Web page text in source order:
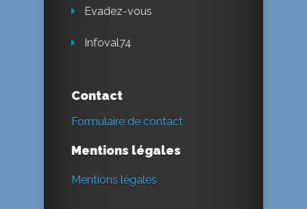
Evadez-vous
Infoval74
Contact
Formulaire de contact
Mentions légales
Mentions légales